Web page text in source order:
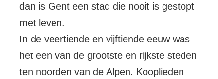
dan is Gent een stad die nooit is gestopt
met leven.
In de veertiende en vijftiende eeuw was
het een van de grootste en rijkste steden
ten noorden van de Alpen. Kooplieden